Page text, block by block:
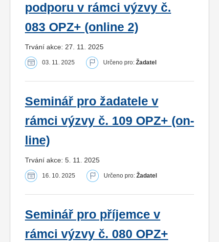
podporu v rámci výzvy č.
083 OPZ+ (online 2)
Trvání akce: 27. 11. 2025
03. 11. 2025 Určeno pro: Žadatel
Seminář pro žadatele v
rámci výzvy č. 109 OPZ+ (on-
line)
Trvání akce: 5. 11. 2025
16. 10. 2025 Určeno pro: Žadatel
Seminář pro příjemce v
rámci výzvy č. 080 OPZ+